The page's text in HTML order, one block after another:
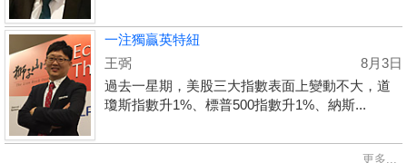
一注獨贏英特紐
王弼
8月3日
過去一星期，美股三大指數表面上變動不大，道
瓊斯指數升1%、標普500指數升1%、納斯...
更多...